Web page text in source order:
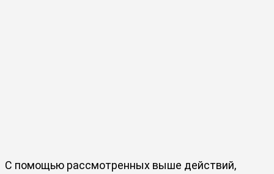
С помощью рассмотренных выше действий,